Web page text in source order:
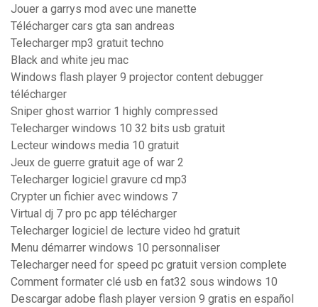
Jouer a garrys mod avec une manette
Télécharger cars gta san andreas
Telecharger mp3 gratuit techno
Black and white jeu mac
Windows flash player 9 projector content debugger
télécharger
Sniper ghost warrior 1 highly compressed
Telecharger windows 10 32 bits usb gratuit
Lecteur windows media 10 gratuit
Jeux de guerre gratuit age of war 2
Telecharger logiciel gravure cd mp3
Crypter un fichier avec windows 7
Virtual dj 7 pro pc app télécharger
Telecharger logiciel de lecture video hd gratuit
Menu démarrer windows 10 personnaliser
Telecharger need for speed pc gratuit version complete
Comment formater clé usb en fat32 sous windows 10
Descargar adobe flash player version 9 gratis en español